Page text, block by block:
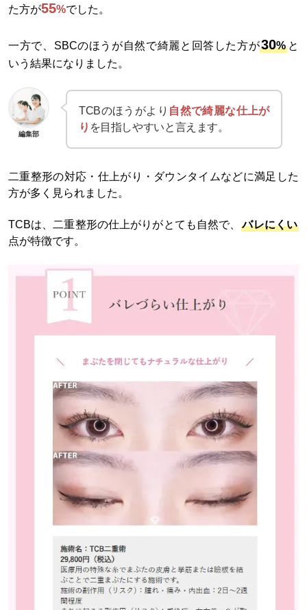
た方が55%でした。
一方で、SBCのほうが自然で綺麗と回答した方が30% と
いう結果になりました。
編集部
TCBのほうがより 自然で綺麗な仕上が
り を目指しやすいと言えます。
二重整形の対応・仕上がり・ダウンタイムなどに満足した
方が多く見られました。
TCBは、二重整形の仕上がりがとても自然で、
バレにくい
点が特徴です。